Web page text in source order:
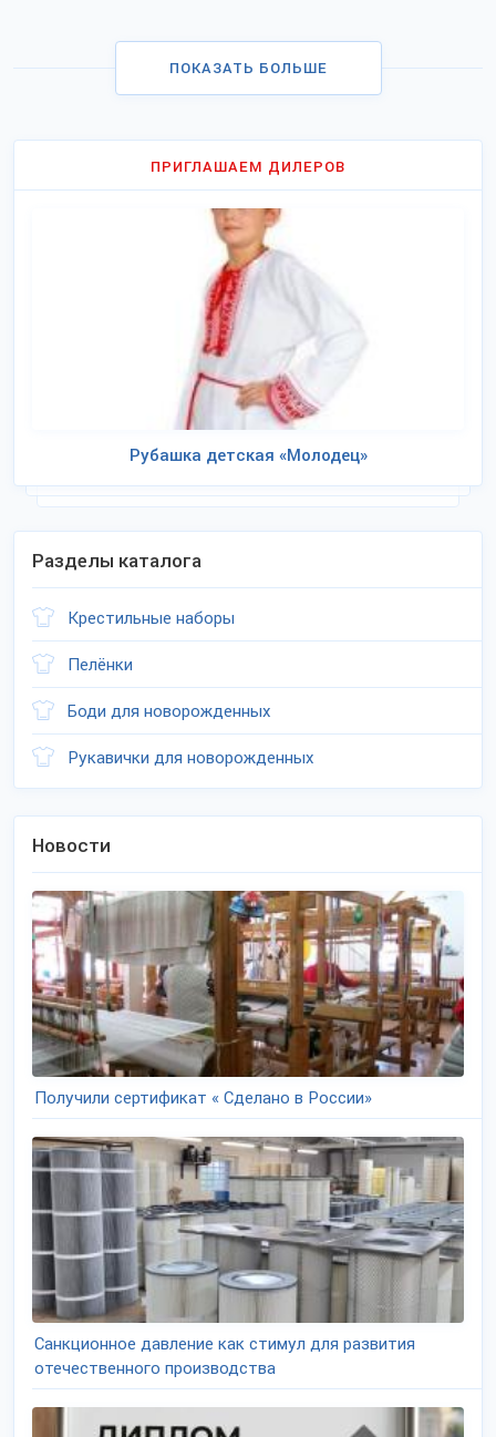
ПОКАЗАТЬ БОЛЬШЕ
ПРИГЛАШАЕМ ДИЛЕРОВ
Рубашка детская «Молодец»
Разделы каталога
Крестильные наборы
Пелёнки
Боди для новорожденных
Рукавички для новорожденных
Новости
Получили сертификат « Сделано в России»
Санкционное давление как стимул для развития
отечественного производства